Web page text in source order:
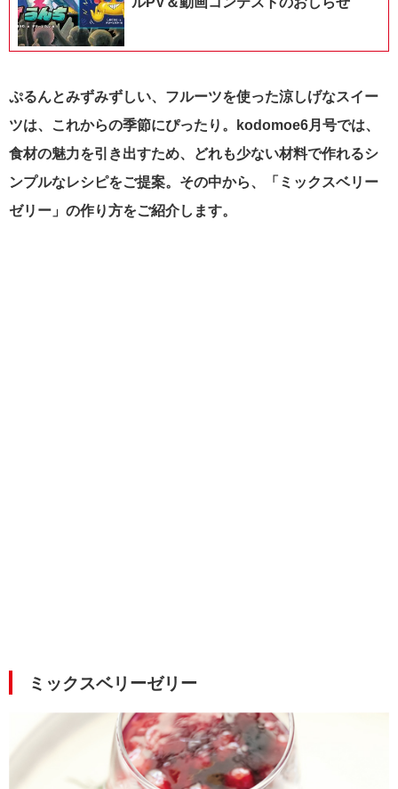
ぷるんとみずみずしい、フルーツを使った涼しげなスイー
ツは、これからの季節にぴったり。kodomoe6月号では、
食材の魅力を引き出すため、どれも少ない材料で作れるシ
ンプルなレシピをご提案。その中から、「ミックスベリー
ゼリー」の作り方をご紹介します。
ミックスベリーゼリー